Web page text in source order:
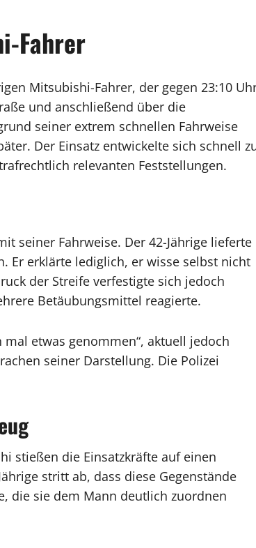
Fahrer
Mitsubishi-Fahrer, der gegen 23:10
und anschließend über die
seiner extrem schnellen Fahrweise
Der Einsatz entwickelte sich schnell
relevanten Feststellungen.
seiner Fahrweise. Der 42-Jährige lieferte
Er erklärte lediglich, er wisse selbst nicht
der Streife verfestigte sich jedoch
Betäubungsmittel reagierte.
etwas genommen“, aktuell jedoch
seiner Darstellung. Die Polizei
stießen die Einsatzkräfte auf einen
stritt ab, dass diese Gegenstände
die sie dem Mann deutlich zuordnen